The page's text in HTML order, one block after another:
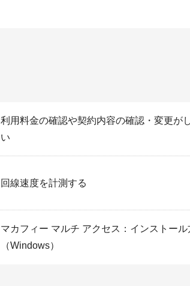
利用料金の確認や契約内容の確認・変更が
い
回線速度を計測する
マカフィー マルチ アクセス：インストール
（Windows）